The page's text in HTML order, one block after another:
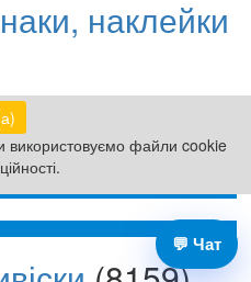
використовуємо файли cookie
наклейки
знаки,
💬 Чат